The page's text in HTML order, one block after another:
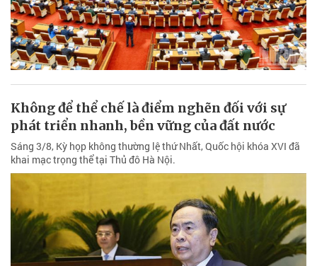
Không để thể chế là điểm nghẽn đối với sự
phát triển nhanh, bền vững của đất nước
Sáng 3/8, Kỳ họp không thường lệ thứ Nhất, Quốc hội khóa XVI đã
khai mạc trọng thể tại Thủ đô Hà Nội.